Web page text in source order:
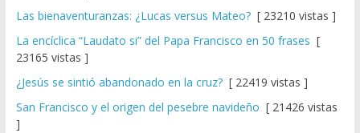
Las bienaventuranzas: ¿Lucas versus Mateo?[ 23210 vistas ]
La encíclica “Laudato si” del Papa Francisco en 50 frases [
23165 vistas ]
¿Jesús se sintió abandonado en la cruz?[ 22419 vistas ]
San Francisco y el origen del pesebre navideño [ 21426 vistas
]